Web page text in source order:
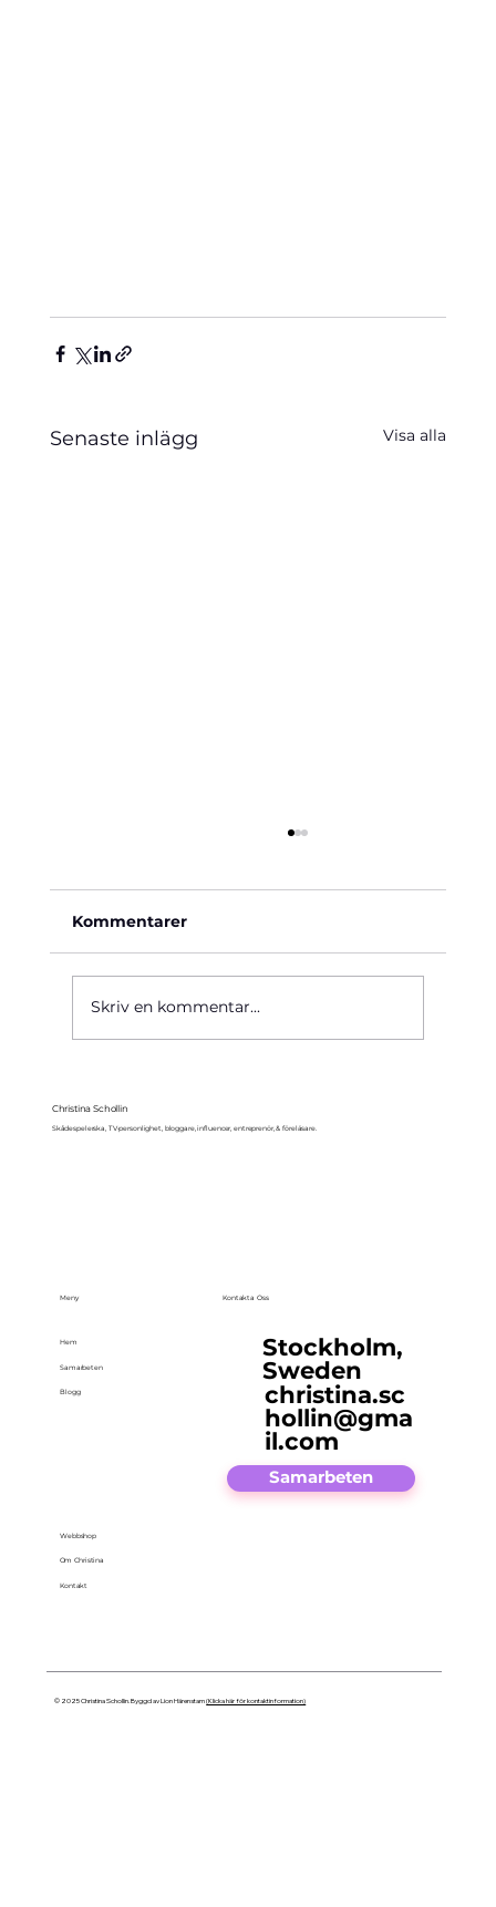
Senaste inlägg Visa alla
Kommentarer
Skriv en kommentar...
Christina Schollin
Skådespelerska, TV-personlighet, bloggare, influencer, entreprenör, & föreläsare.
Meny
Hem
Samarbeten
Blogg
Webbshop
Om Christina
Kontakt
Kontakta Oss
Stockholm,
Sweden
christina.sc
hollin@gma
il.com
Samarbeten
© 2025 Christina Schollin. Byggd av Lion Härenstam(Klicka här för kontaktinformation)